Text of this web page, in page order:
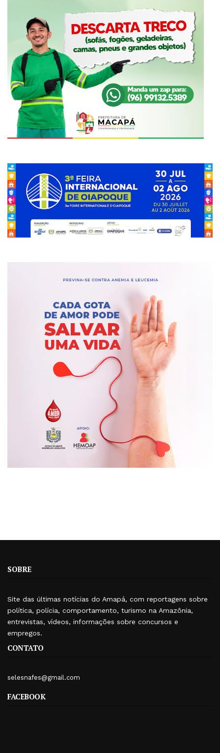
SOBRE
Site das últimas notícias do Amapá, com reportagens sobre
política, polícia, comportamento, turismo na Amazônia,
entrevistas, vídeos, informações sobre concursos e
empregos.
CONTATO
selesnafes@gmail.com
FACEBOOK